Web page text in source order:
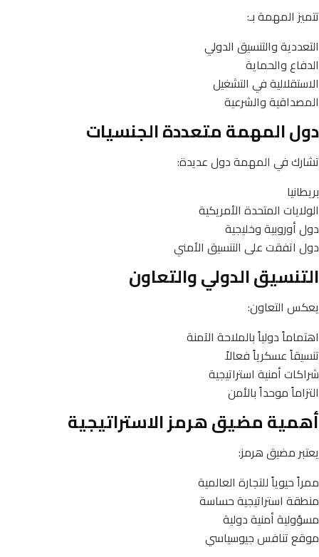
تتميز المهمة بـ:
التعددية والتنسيق الدولي
الدفاع والحماية
الاستقلالية في التشغيل
المصداقية والشرعية
دول المهمة متعددة الجنسيات
تشارك في المهمة دول عديدة:
بريطانيا
الولايات المتحدة الأمريكية
دول أوروبية وخليجية
دول اتفقت على التنسيق الأمني
التنسيق الدولي والتعاون
يعكس التعاون:
اهتماماً دولياً بالملاحة الآمنة
تنسيقاً عسكرياً فعالاً
شراكات أمنية استراتيجية
التزاماً موحداً بالأمن
أهمية مضيق هرمز الاستراتيجية
يعتبر مضيق هرمز:
ممراً حيوياً للتجارة العالمية
منطقة استراتيجية حساسة
مسؤولية أمنية دولية
موقع تنافس جيوسياسي